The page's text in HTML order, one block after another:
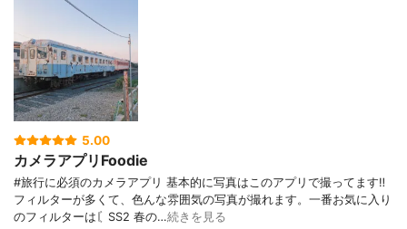
5.00
カメラアプリFoodie
#旅行に必須のカメラアプリ 基本的に写真はこのアプリで撮ってます‼︎
フィルターが多くて、色んな雰囲気の写真が撮れます。一番お気に入り
のフィルターは〘SS2 春の…続きを見る